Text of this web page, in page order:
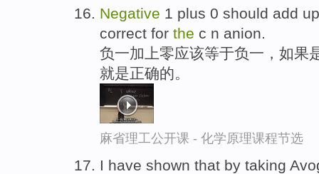
Negative 1 plus 0 should add
correct for the c n anion.
负一加上零应该等于负一，如果
就是正确的。
麻省理工公开课 - 化学原理课程节选
I have shown that by taking